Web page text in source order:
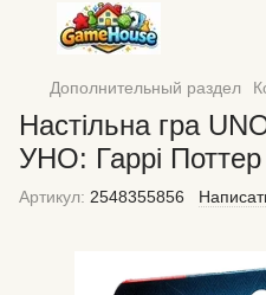
Дополнительный раздел
Настільна гра
УНО: Гаррі Поттер
Артикул: 2548355856